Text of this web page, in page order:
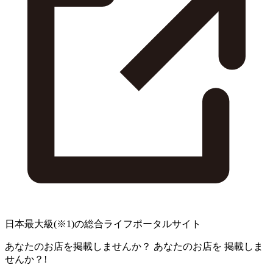
日本最大級(※1)の総合ライフポータルサイト
あなたのお店を掲載しませんか？ あなたのお店を 掲載しま
せんか？!